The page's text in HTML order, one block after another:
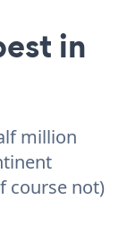
in
million
course not)